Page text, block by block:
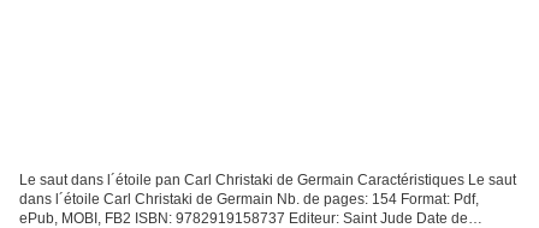
Le saut dans l´étoile pan Carl Christaki de Germain Caractéristiques Le saut
dans l´étoile Carl Christaki de Germain Nb. de pages: 154 Format: Pdf,
ePub, MOBI, FB2 ISBN: 9782919158737 Editeur: Saint Jude Date de